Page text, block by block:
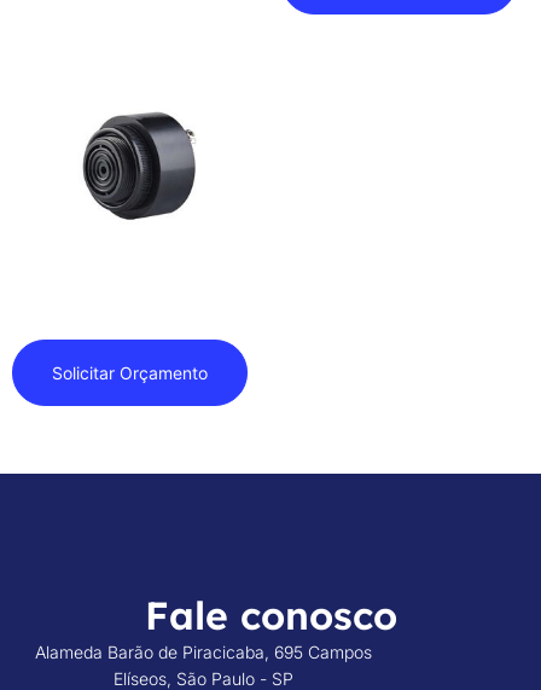
Solicitar Orçamento
Fale conosco
Alameda Barão de Piracicaba, 695 Campos
Elíseos, São Paulo - SP